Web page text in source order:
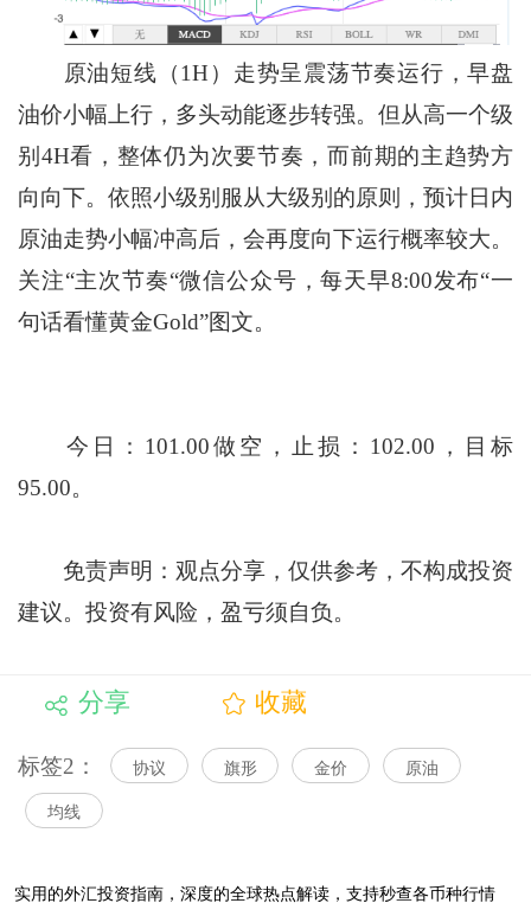
原油短线（1H）走势呈震荡节奏运行，早盘
油价小幅上行，多头动能逐步转强。但从高一个级
别4H看，整体仍为次要节奏，而前期的主趋势方
向向下。依照小级别服从大级别的原则，预计日内
原油走势小幅冲高后，会再度向下运行概率较大。
关注“主次节奏“微信公众号，每天早8:00发布“一
句话看懂黄金Gold”图文。
今日：101.00做空，止损：102.00，目标
95.00。
免责声明：观点分享，仅供参考，不构成投资
建议。投资有风险，盈亏须自负。
分享 收藏
标签2： 协议 旗形 金价 原油
均线
实用的外汇投资指南， 深度的全球热点解读， 支持秒查各币种行情